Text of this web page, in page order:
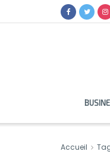
Accueil